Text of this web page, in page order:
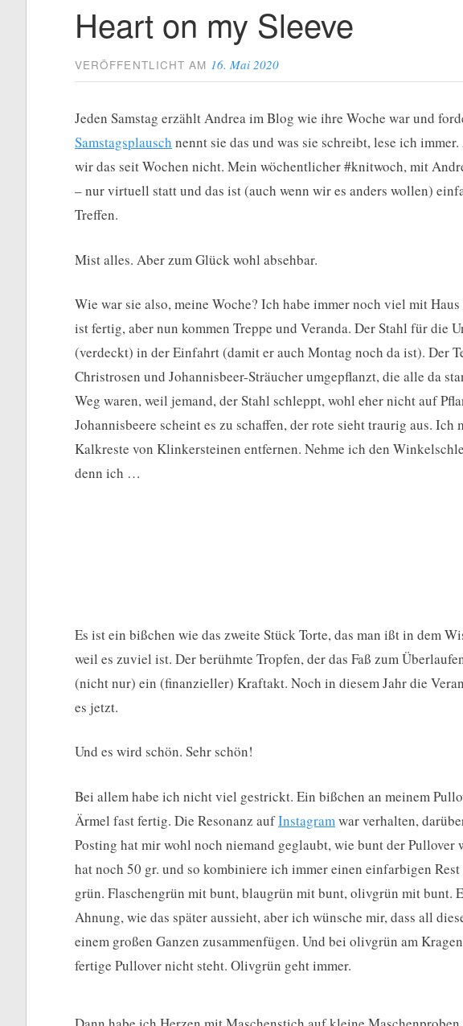
Heart on my Sleeve
VERÖFFENTLICHT AM 16. Mai 2020
Jeden Samstag erzählt Andrea im Blog wie ihre Woche war und
Samstagsplausch nennt sie das und was sie schreibt, lese ich
wir das seit Wochen nicht. Mein wöchentlicher #knitwoch, mit
– nur virtuell statt und das ist (auch wenn wir es anders wollen)
Treffen.
Mist alles. Aber zum Glück wohl absehbar.
Wie war sie also, meine Woche? Ich habe immer noch viel mit
ist fertig, aber nun kommen Treppe und Veranda. Der Stahl für die
(verdeckt) in der Einfahrt (damit er auch Montag noch da ist). Der
Christrosen und Johannisbeer-Sträucher umgepflanzt, die alle da
Weg waren, weil jemand, der Stahl schleppt, wohl eher nicht auf
Johannisbeere scheint es zu schaffen, der rote sieht traurig aus.
Kalkreste von Klinkersteinen entfernen. Nehme ich den
denn ich …
Es ist ein bißchen wie das zweite Stück Torte, das man ißt in dem
weil es zuviel ist. Der berühmte Tropfen, der das Faß zum
(nicht nur) ein (finanzieller) Kraftakt. Noch in diesem Jahr die
es jetzt.
Und es wird schön. Sehr schön!
Bei allem habe ich nicht viel gestrickt. Ein bißchen an meinem
Ärmel fast fertig. Die Resonanz aufInstagram war verhalten,
Posting hat mir wohl noch niemand geglaubt, wie bunt der
hat noch 50 gr. und so kombiniere ich immer einen einfarbigen
grün. Flaschengrün mit bunt, blaugrün mit bunt, olivgrün mit bunt.
Ahnung, wie das später aussieht, aber ich wünsche mir, dass all
einem großen Ganzen zusammenfügen. Und bei olivgrün am
fertige Pullover nicht steht. Olivgrün geht immer.